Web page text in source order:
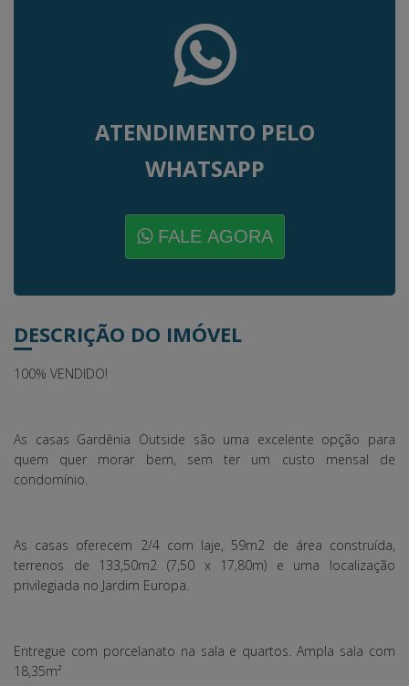
ATENDIMENTO PELO
WHATSAPP
FALE AGORA
DESCRIÇÃO DO IMÓVEL
100% VENDIDO!
As casas Gardênia Outside são uma excelente opção para
quem quer morar bem, sem ter um custo mensal de
condomínio.
As casas oferecem 2/4 com laje, 59m2 de área construída,
terrenos de 133,50m2 (7,50 x 17,80m) e uma localização
privilegiada no Jardim Europa.
Entregue com porcelanato na sala e quartos. Ampla sala com
18,35m²